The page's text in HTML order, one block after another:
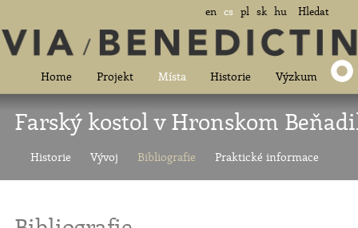
en cs pl sk hu Hledat
Home Projekt Místa Historie Výzkum
Farský kostol v Hronskom
Historie Vývoj Bibliografie Praktické informace